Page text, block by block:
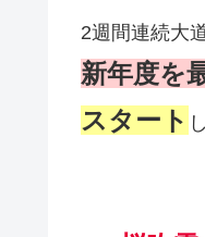
2週間連続大
新年度を
スタート